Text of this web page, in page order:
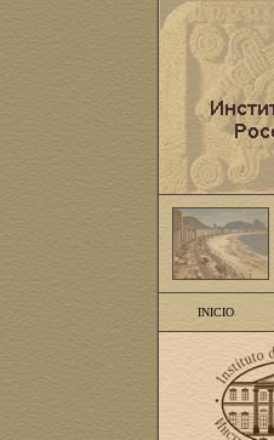
INICIO